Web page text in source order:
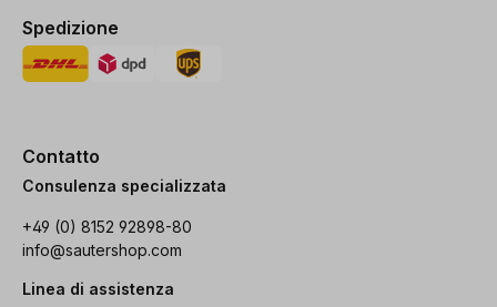
Spedizione
Contatto
Consulenza specializzata
+49 (0) 8152 92898-80
info@sautershop.com
Linea di assistenza